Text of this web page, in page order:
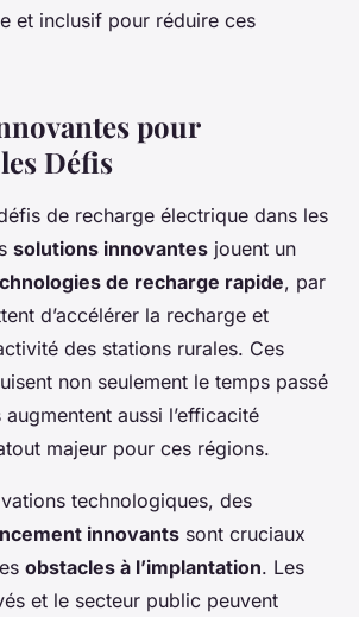
et inclusif pour réduire ces
pour
Défis
de recharge électrique dans les
solutions innovantes jouent un
de recharge rapide, par
d’accélérer la recharge et
des stations rurales. Ces
non seulement le temps passé
aussi l’efficacité
majeur pour ces régions.
technologiques, des
innovants sont cruciaux
obstacles à l’implantation. Les
et le secteur public peuvent